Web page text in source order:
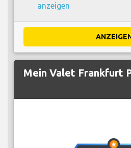
anzeigen
Mein Valet Frankfurt